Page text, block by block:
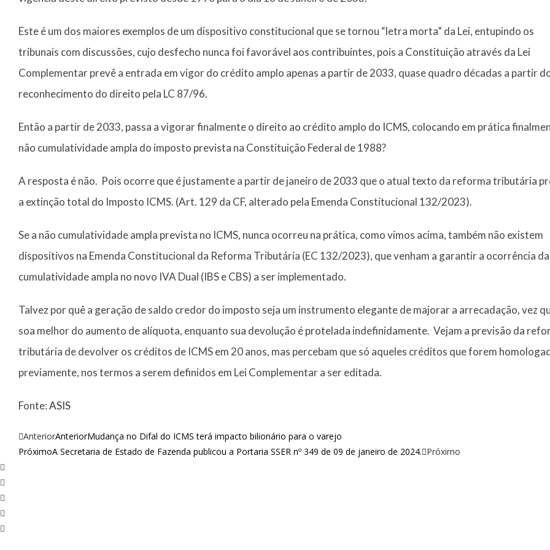
Este é um dos maiores exemplos de um dispositivo constitucional que se tornou “letra morta” da Lei, entupindo os
tribunais com discussões, cujo desfecho nunca foi favorável aos contribuintes, pois a Constituição através da Lei
Complementar prevê a entrada em vigor do crédito amplo apenas a partir de 2033, quase quadro décadas a partir
reconhecimento do direito pela LC 87/96.
Então a partir de 2033, passa a vigorar finalmente o direito ao crédito amplo do ICMS, colocando em prática
não cumulatividade ampla do imposto prevista na Constituição Federal de 1988?
A resposta é não. Pois ocorre que é justamente a partir de janeiro de 2033 que o atual texto da reforma tributária
a extinção total do Imposto ICMS. (Art. 129 da CF, alterado pela Emenda Constitucional 132/2023).
Se a não cumulatividade ampla prevista no ICMS, nunca ocorreu na prática, como vimos acima, também não existem
dispositivos na Emenda Constitucional da Reforma Tributária (EC 132/2023), que venham a garantir a ocorrência
cumulatividade ampla no novo IVA Dual (IBS e CBS) a ser implementado.
Talvez por quê a geração de saldo credor do imposto seja um instrumento elegante de majorar a arrecadação, vez
soa melhor do aumento de alíquota, enquanto sua devolução é protelada indefinidamente. Vejam a previsão da
tributária de devolver os créditos de ICMS em 20 anos, mas percebam que só aqueles créditos que forem
previamente, nos termos a serem definidos em Lei Complementar a ser editada.
Fonte:ASIS
AnteriorAnteriorMudança no Difal do ICMS terá impacto bilionário para o varejo
PróximoA Secretaria de Estado de Fazenda publicou a Portaria SSER nº 349 de 09 de janeiro de 2024. Próximo